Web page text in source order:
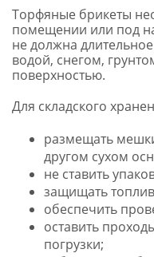
Торфяные брикеты
помещении или под
не должна
водой, снегом,
поверхностью.
Для складского
размещать
другом сухом
не ставить
защищать
обеспечить
оставить
погрузки;